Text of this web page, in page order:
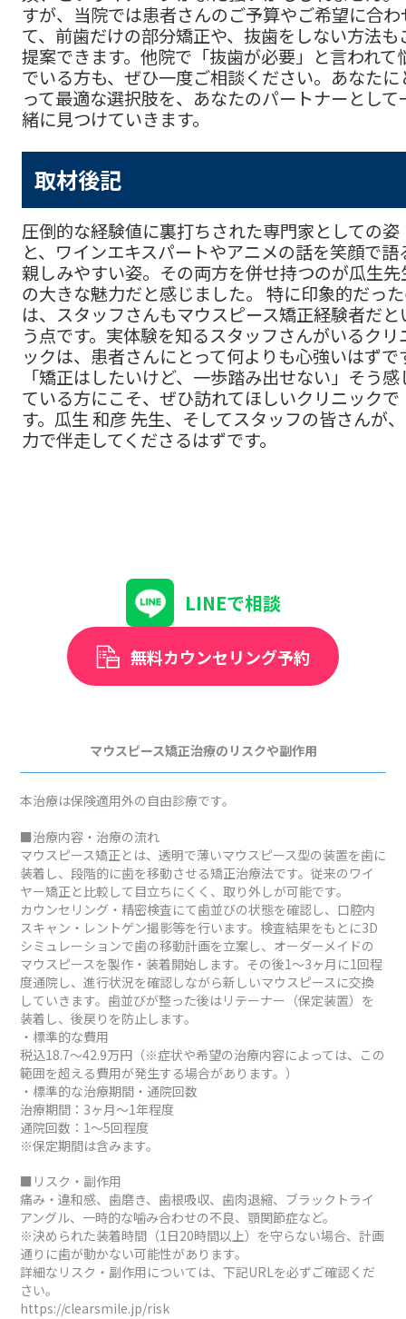
すが、当院では患者さんのご予算やご希望に合わ
て、前歯だけの部分矯正や、抜歯をしない方法も
提案できます。他院で「抜歯が必要」と言われて
でいる方も、ぜひ一度ご相談ください。あなたに
って最適な選択肢を、あなたのパートナーとして
緒に見つけていきます。
取材後記
圧倒的な経験値に裏打ちされた専門家としての姿
と、ワインエキスパートやアニメの話を笑顔で語
親しみやすい姿。その両方を併せ持つのが瓜生先
の大きな魅力だと感じました。 特に印象的だっ
は、スタッフさんもマウスピース矯正経験者だと
う点です。実体験を知るスタッフさんがいるクリ
ックは、患者さんにとって何よりも心強いはずで
「矯正はしたいけど、一歩踏み出せない」そう感
ている方にこそ、ぜひ訪れてほしいクリニックで
す。瓜生 和彦 先生、そしてスタッフの皆さんが
力で伴走してくださるはずです。
LINEで相談
無料カウンセリング予約
マウスピース矯正治療のリスクや副作用
本治療は保険適用外の自由診療です。
■治療内容・治療の流れ
マウスピース矯正とは、透明で薄いマウスピース型の装置を歯に
装着し、段階的に歯を移動させる矯正治療法です。従来のワイ
ヤー矯正と比較して目立ちにくく、取り外しが可能です。
カウンセリング・精密検査にて歯並びの状態を確認し、口腔内
スキャン・レントゲン撮影等を行います。検査結果をもとに3D
シミュレーションで歯の移動計画を立案し、オーダーメイドの
マウスピースを製作・装着開始します。その後1～3ヶ月に1回程
度通院し、進行状況を確認しながら新しいマウスピースに交換
していきます。歯並びが整った後はリテーナー（保定装置）を
装着し、後戻りを防止します。
・標準的な費用
税込18.7～42.9万円（※症状や希望の治療内容によっては、この
範囲を超える費用が発生する場合があります。）
・標準的な治療期間・通院回数
治療期間：3ヶ月～1年程度
通院回数：1～5回程度
※保定期間は含みます。
■リスク・副作用
痛み・違和感、歯磨き、歯根吸収、歯肉退縮、ブラックトライ
アングル、一時的な噛み合わせの不良、顎関節症など。
※決められた装着時間（1日20時間以上）を守らない場合、計画
通りに歯が動かない可能性があります。
詳細なリスク・副作用については、下記URLを必ずご確認くだ
さい。
https://clearsmile.jp/risk